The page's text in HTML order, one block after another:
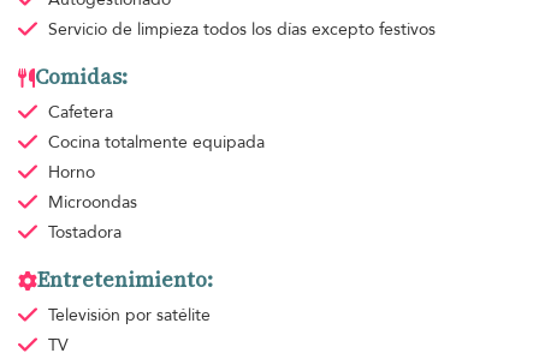
Servicio de limpieza todos los días excepto festivos
Comidas:
Cafetera
Cocina totalmente equipada
Horno
Microondas
Tostadora
Entretenimiento:
Televisión por satélite
TV